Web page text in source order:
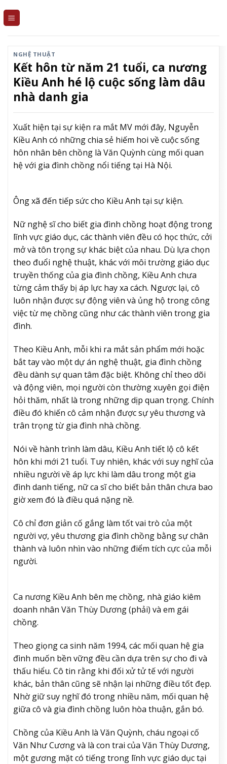
NGHỆ THUẬT
Kết hôn từ năm 21 tuổi, ca nương
Kiều Anh hé lộ cuộc sống làm dâu
nhà danh gia
Xuất hiện tại sự kiện ra mắt MV mới đây, Nguyễn
Kiều Anh có những chia sẻ hiếm hoi về cuộc sống
hôn nhân bên chồng là Văn Quỳnh cùng mối quan
hệ với gia đình chồng nổi tiếng tại Hà Nội.
Ông xã đến tiếp sức cho Kiều Anh tại sự kiện.
Nữ nghệ sĩ cho biết gia đình chồng hoạt động trong
lĩnh vực giáo dục, các thành viên đều có học thức, cởi
mở và tôn trọng sự khác biệt của nhau. Dù lựa chọn
theo đuổi nghệ thuật, khác với môi trường giáo dục
truyền thống của gia đình chồng, Kiều Anh chưa
từng cảm thấy bị áp lực hay xa cách. Ngược lại, cô
luôn nhận được sự động viên và ủng hộ trong công
việc từ mẹ chồng cũng như các thành viên trong gia
đình.
Theo Kiều Anh, mỗi khi ra mắt sản phẩm mới hoặc
bắt tay vào một dự án nghệ thuật, gia đình chồng
đều dành sự quan tâm đặc biệt. Không chỉ theo dõi
và động viên, mọi người còn thường xuyên gọi điện
hỏi thăm, nhất là trong những dịp quan trọng. Chính
điều đó khiến cô cảm nhận được sự yêu thương và
trân trọng từ gia đình nhà chồng.
Nói về hành trình làm dâu, Kiều Anh tiết lộ cô kết
hôn khi mới 21 tuổi. Tuy nhiên, khác với suy nghĩ của
nhiều người về áp lực khi làm dâu trong một gia
đình danh tiếng, nữ ca sĩ cho biết bản thân chưa bao
giờ xem đó là điều quá nặng nề.
Cô chỉ đơn giản cố gắng làm tốt vai trò của một
người vợ, yêu thương gia đình chồng bằng sự chân
thành và luôn nhìn vào những điểm tích cực của mỗi
người.
Ca nương Kiều Anh bên mẹ chồng, nhà giáo kiêm
doanh nhân Văn Thùy Dương (phải) và em gái
chồng.
Theo giọng ca sinh năm 1994, các mối quan hệ gia
đình muốn bền vững đều cần dựa trên sự cho đi và
thấu hiểu. Cô tin rằng khi đối xử tử tế với người
khác, bản thân cũng sẽ nhận lại những điều tốt đẹp.
Nhờ giữ suy nghĩ đó trong nhiều năm, mối quan hệ
giữa cô và gia đình chồng luôn hòa thuận, gắn bó.
Chồng của Kiều Anh là Văn Quỳnh, cháu ngoại cố
Văn Như Cương và là con trai của Văn Thùy Dương,
một gương mặt có tiếng trong lĩnh vực giáo dục tại